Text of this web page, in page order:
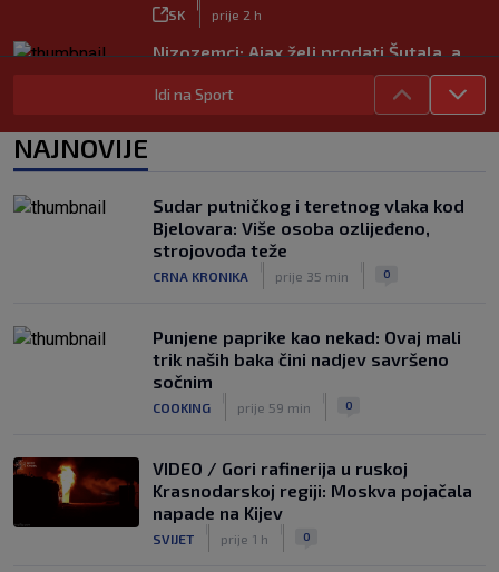
SK prije 2 h
Nizozemci: Ajax želi prodati Šutala, a
SK
|
7. kol.
Bennacer raskinuo s Milanom i sada je
SK 7. kol.
VIDEO / Počela nam je ‘Cvajta’! Brekalo
solidan u gostujućoj pobjedi Herthe
kod Bochuma
Idi na Sport
NAJNOVIJE
Sudar putničkog i teretnog vlaka kod
Bjelovara: Više osoba ozlijeđeno,
strojovođa teže
CRNA KRONIKA prije 35 min 0
Punjene paprike kao nekad: Ovaj mali
trik naših baka čini nadjev savršeno
sočnim
COOKING prije 59 min 0
VIDEO / Gori rafinerija u ruskoj
Krasnodarskoj regiji: Moskva pojačala
napade na Kijev
SVIJET prije 1 h 0